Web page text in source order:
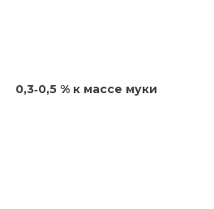
0,3‑0,5 % к массе муки